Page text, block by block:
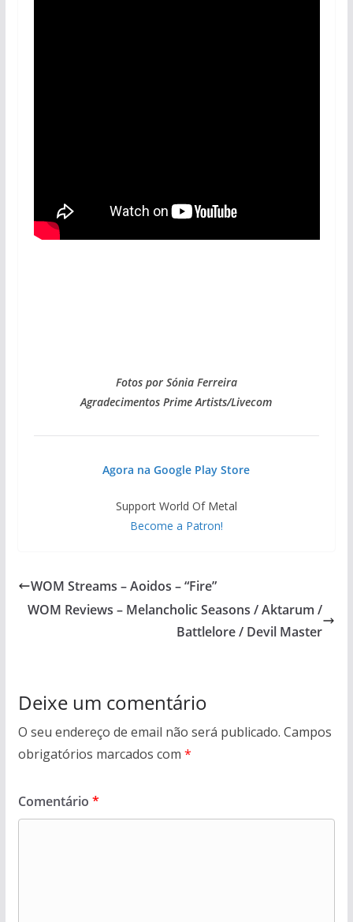
Fotos por Sónia Ferreira
Agradecimentos Prime Artists/Livecom
Agora na Google Play Store
Support World Of Metal
Become a Patron!
WOM Streams – Aoidos – “Fire”
WOM Reviews – Melancholic Seasons / Aktarum /
Battlelore / Devil Master
Deixe um comentário
O seu endereço de email não será publicado. Campos
obrigatórios marcados com *
Comentário *